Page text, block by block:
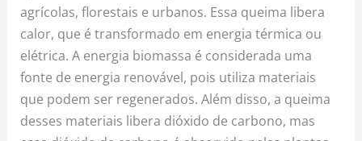
agrícolas, florestais e urbanos. Essa queima libera
calor, que é transformado em energia térmica ou
elétrica. A energia biomassa é considerada uma
fonte de energia renovável, pois utiliza materiais
que podem ser regenerados. Além disso, a queima
desses materiais libera dióxido de carbono, mas